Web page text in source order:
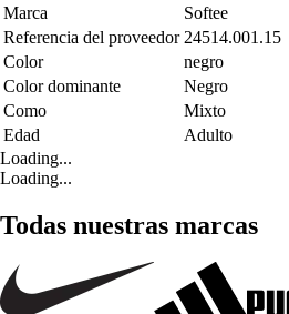
Marca
Softee
Referencia del proveedor 24514.001.15
Color
negro
Color dominante
Negro
Como
Mixto
Edad
Adulto
Loading...
Loading...
Todas nuestras marcas